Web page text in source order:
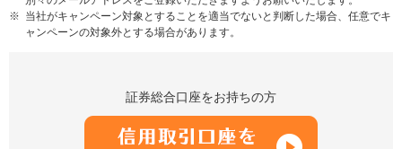
※ 当社がキャンペーン対象とすることを適当でないと判断した場合、任意でキ
ャンペーンの対象外とする場合があります。
証券総合口座をお持ちの方